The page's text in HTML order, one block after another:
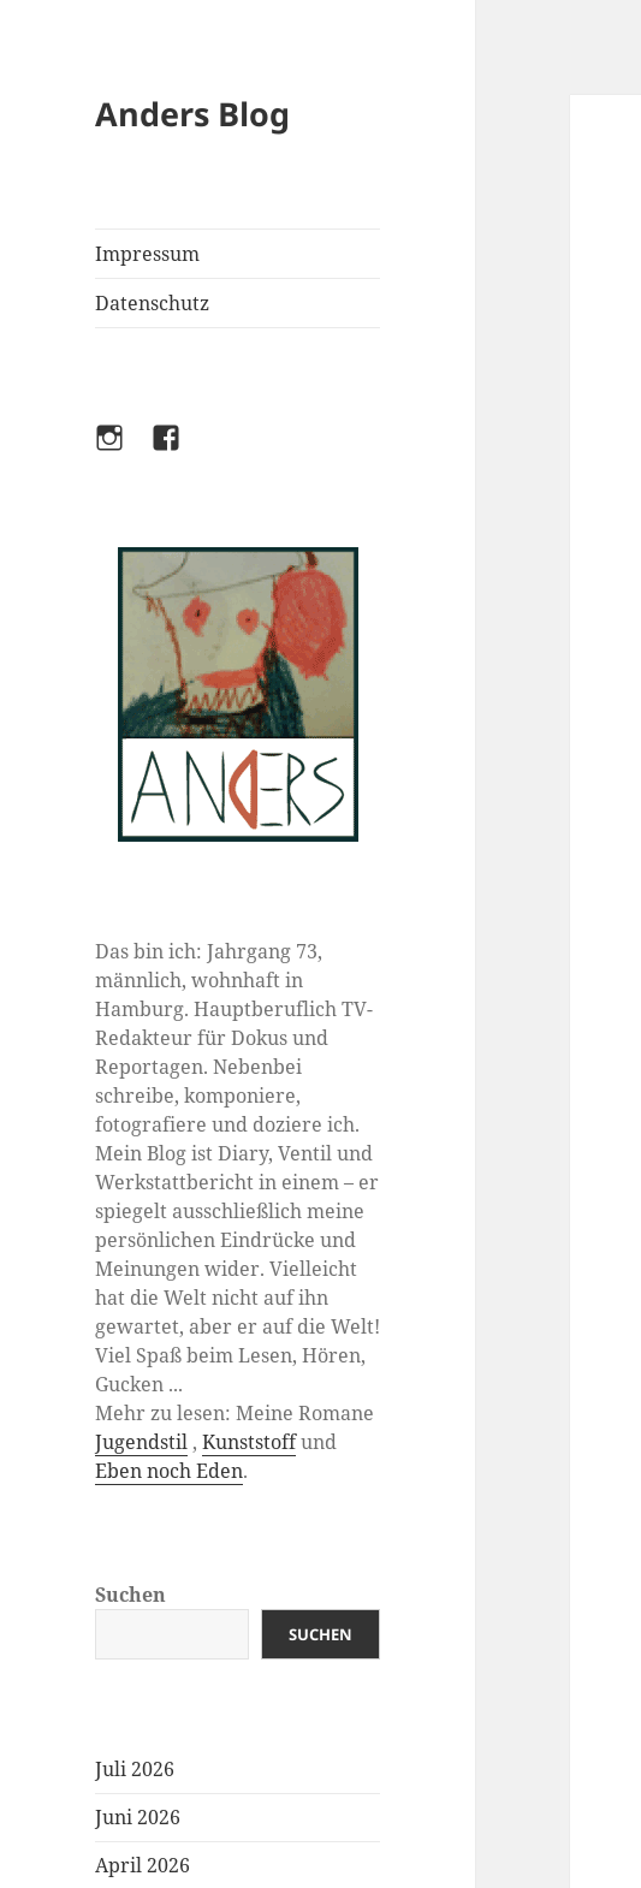
Anders Blog
Impressum
Datenschutz
InstagramFacebook
Das bin ich: Jahrgang 73,
männlich, wohnhaft in
Hamburg. Hauptberuflich TV-
Redakteur für Dokus und
Reportagen. Nebenbei
schreibe, komponiere,
fotografiere und doziere ich.
Mein Blog ist Diary, Ventil und
Werkstattbericht in einem – er
spiegelt ausschließlich meine
persönlichen Eindrücke und
Meinungen wider. Vielleicht
hat die Welt nicht auf ihn
gewartet, aber er auf die Welt!
Viel Spaß beim Lesen, Hören,
Gucken ...
Mehr zu lesen: Meine Romane
Jugendstil ,Kunststoffund
Eben noch Eden.
Suchen
SUCHEN
Juli 2026
Juni 2026
April 2026